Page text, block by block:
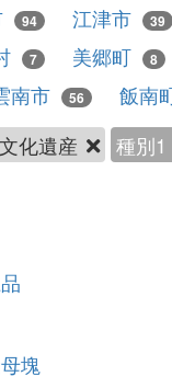
94 江津市 39
7 美郷町 8
南市 56
飯南
文化遺産
種別1
塊